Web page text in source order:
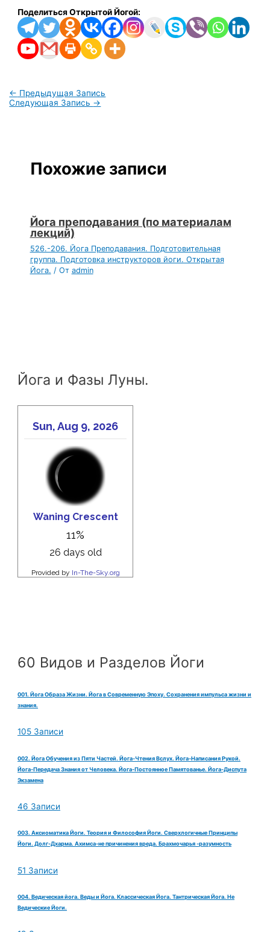
Поделиться Открытой Йогой:
← Предыдущая Запись
Следующая Запись →
Похожие записи
Йога преподавания (по материалам
лекций)
526.-206. Йога Преподавания. Подготовительная
группа. Подготовка инструкторов йоги. Открытая
Йога. / От admin
Йога и Фазы Луны.
60 Видов и Разделов Йоги
001. Йога Образа Жизни. Йога в Современную Эпоху. Сохранения импульса жизни и
знания.
105 Записи
002. Йога Обучения из Пяти Частей. Йога-Чтения Вслух. Йога-Написания Рукой.
Йога-Передача Знания от Человека. Йога-Постоянное Памятованье. Йога-Диспута
Экзамена
46 Записи
003. Аксиоматика Йоги. Теория и Философия Йоги. Сверхлогичные Принципы
Йоги. Долг-Дхарма. Ахимса-не причинения вреда. Брахмочарья -разумность
51 Записи
004. Ведическая йога. Веды и Йога. Классическая Йога. Тантрическая Йога. Не
Ведические Йоги.